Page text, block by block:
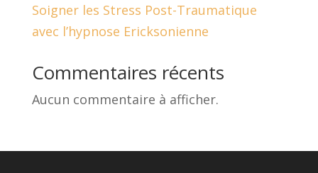
Soigner les Stress Post-Traumatique
avec l’hypnose Ericksonienne
Commentaires récents
Aucun commentaire à afficher.